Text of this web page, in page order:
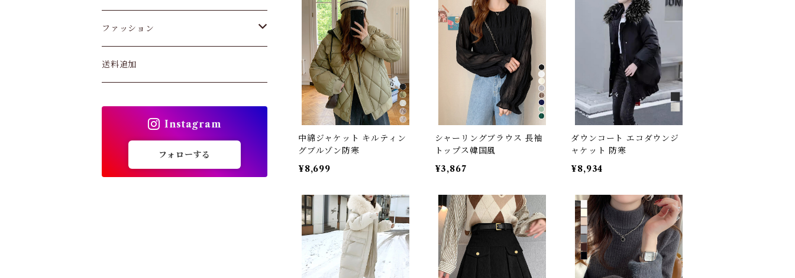
中綿ジャケット キルティン
グブルゾン防寒
¥8,699
シャーリングブラウス 長袖
トップス韓国風
¥3,867
ダウンコート エコダウンジ
ャケット 防寒
¥8,934
ファッション
パンツ&スカート
カーディガン
送料追加
Instagram
フォローする